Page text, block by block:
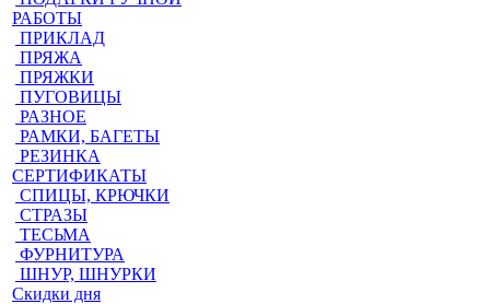
РАБОТЫ
ПРИКЛАД
ПРЯЖА
ПРЯЖКИ
ПУГОВИЦЫ
РАЗНОЕ
РАМКИ, БАГЕТЫ
РЕЗИНКА
СЕРТИФИКАТЫ
СПИЦЫ, КРЮЧКИ
СТРАЗЫ
ТЕСЬМА
ФУРНИТУРА
ШНУР, ШНУРКИ
Скидки дня